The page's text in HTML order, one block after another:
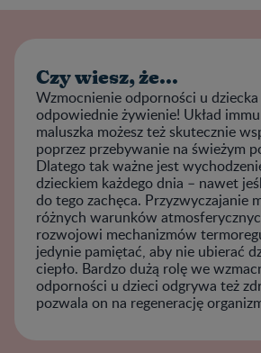
Czy wiesz, że...
Wzmocnienie odporności u
odpowiednie żywienie! Układ
maluszka możesz też skutecznie
poprzez przebywanie na świeżym
Dlatego tak ważne jest
dzieckiem każdego dnia – nawet
do tego zachęca. Przyzwyczajanie
różnych warunków
rozwojowi mechanizmów
jedynie pamiętać, aby nie ubierać
ciepło. Bardzo dużą rolę we
odporności u dzieci odgrywa też
pozwala on na regenerację